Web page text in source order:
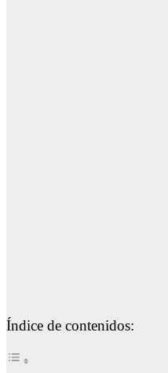
Índice de contenidos: